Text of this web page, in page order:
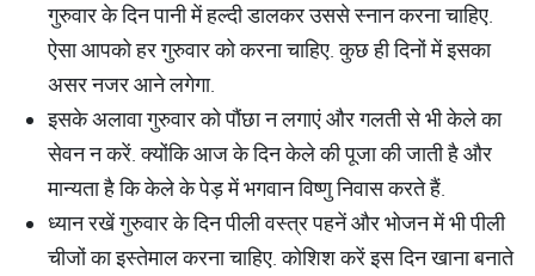
गुरुवार के दिन पानी में हल्दी डालकर उससे स्नान करना चाहिए.
ऐसा आपको हर गुरुवार को करना चाहिए. कुछ ही दिनों में इसका
असर नजर आने लगेगा.
इसके अलावा गुरुवार को पौंछा न लगाएं और गलती से भी केले का
सेवन न करें. क्योंकि आज के दिन केले की पूजा की जाती है और
मान्यता है कि केले के पेड़ में भगवान विष्णु निवास करते हैं.
ध्यान रखें गुरुवार के दिन पीली वस्त्र पहनें और भोजन में भी पीली
चीजों का इस्तेमाल करना चाहिए. कोशिश करें इस दिन खाना बनाते